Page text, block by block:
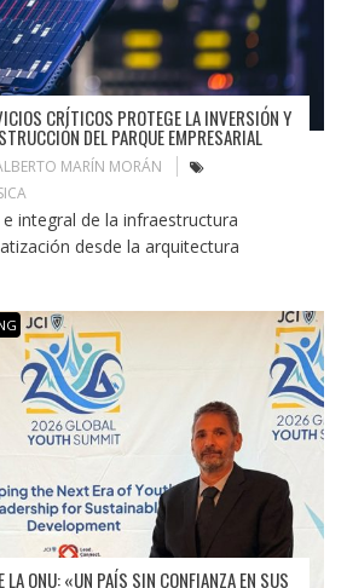
CRÍTICOS PROTEGE LA INVERSIÓN Y
DEL PARQUE EMPRESARIAL
MARÍN MORÁN
integral de la infraestructura
desde la arquitectura
LA ONU: «UN PAÍS SIN CONFIANZA EN SUS